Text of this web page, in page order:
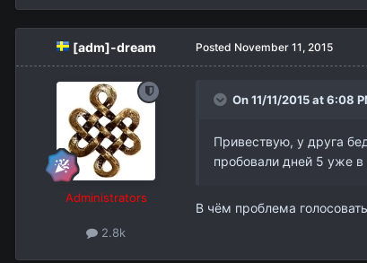
[adm]-dream
Administrators
2.8k
Posted November 11, 2015
On 11/11/2015 at 6:08
Привествую, у друга
пробовали дней 5 уже
В чём проблема